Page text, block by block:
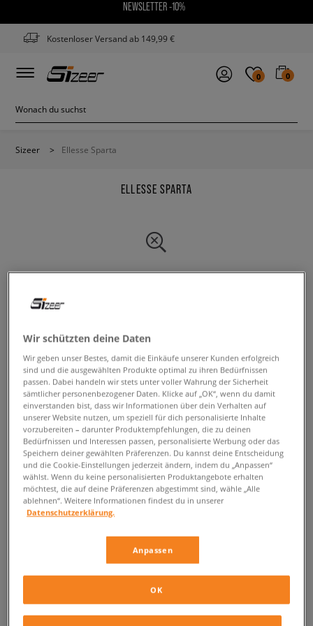
NEWSLETTER -10%
Kostenloser Versand ab 149,99 €
0 0
Sizeer > Ellesse Sparta
ELLESSE SPARTA
Ändere den Suchbegriff. Versuche, weniger Filter zu
Die Neuauflage der Legende – die
ellesse Sparta Sneaker
Ohne Zweifel müssen wir zugeben, dass die Markeellesseihre Rückkehr
zum Bekleidungs- und Sportschuhmarkt, als sehr erfolgreich ansehen
kann. Das Interesse an den Produkten dieses italienischen
Unternehmens wächst stetig und die Leidenschaft für Retro-Designs hat
auch viele Nachahmer innerhalb der Konkurrenz angelockt. Die große
in den modernsten Style verwandeln können.
Die chunky Sohle dieses Modells, wurde aus einer Kombination aus
durch Details in Form des Logos auf dem äußerem Teil versehen. Dank
Wir schützten deine Daten
Wir geben unser Bestes, damit die Einkäufe unserer Kunden erfolgreich
sind und die ausgewählten Produkte optimal zu ihren Bedürfnissen
passen. Dabei handeln wir stets unter voller Wahrung der Sicherheit
sämtlicher personenbezogener Daten. Klicke auf „OK“, wenn du damit
einverstanden bist, dass wir Informationen über dein Verhalten auf
unserer Website nutzen, um speziell für dich personalisierte Inhalte
vorzubereiten – darunter Produktempfehlungen, die zu deinen
Bedürfnissen und Interessen passen, personalisierte Werbung oder das
Speichern deiner gewählten Präferenzen. Du kannst deine Entscheidung
und die Cookie-Einstellungen jederzeit ändern, indem du „Anpassen“
wählst. Wenn du keine personalisierten Produktangebote erhalten
möchtest, die auf deine Präferenzen abgestimmt sind, wähle „Alle
ablehnen“. Weitere Informationen findest du in unserer
Datenschutzerklärung.
Anpassen
OK